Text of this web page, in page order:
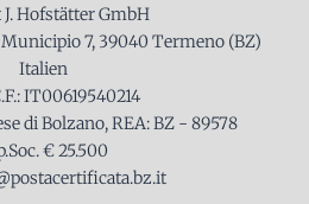
Hofstätter GmbH
7, 39040 Termeno (BZ)
Italien
IT00619540214
di Bolzano, REA: BZ - 89578
€ 25.500